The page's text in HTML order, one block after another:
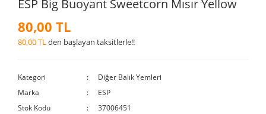
ESP Big Buoyant Sweetcorn Mısır Yellow
80,00 TL
80,00 TLden başlayan taksitlerle!!
Kategori
Diğer Balık Yemleri
Marka
ESP
Stok Kodu
37006451